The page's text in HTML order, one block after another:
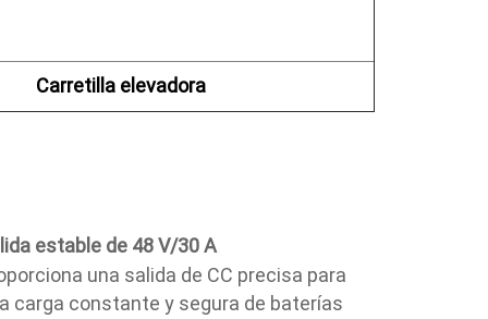
Carretilla elevadora
estable de 48 V/30 A
una salida de CC precisa para
carga constante y segura de baterías